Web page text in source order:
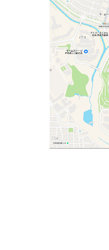
す。
(1)
供い